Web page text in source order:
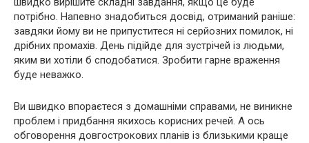
потрібно. Напевно знадобиться досвід, отриманий раніше:
завдяки йому ви не припуститеся ні серйозних помилок, ні
дрібних промахів. День підійде для зустрічей із людьми,
яким ви хотіли б сподобатися. Зробити гарне враження
буде неважко.
Ви швидко впораєтеся з домашніми справами, не виникне
проблем і придбання якихось корисних речей. А ось
обговорення довгострокових планів із близькими краще